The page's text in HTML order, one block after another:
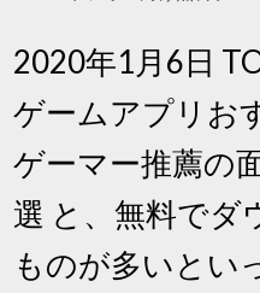
2020年1月6日
ゲームアプリお
ゲーマー推薦の
選 と、無料でダ
ものが多いとい